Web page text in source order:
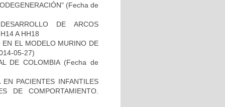
(Fecha de
DE ARCOS
A HH18
EN EL MODELO MURINO DE
05-27)
DE COLOMBIA(Fecha de
PACIENTES INFANTILES
DE COMPORTAMIENTO.